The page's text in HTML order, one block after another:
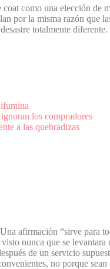
como una elección de
por la misma razón que
totalmente diferente.
los compradores
a las quebradizas
afirmación “sirve para
nunca que se levantara
de un servicio
no porque sean